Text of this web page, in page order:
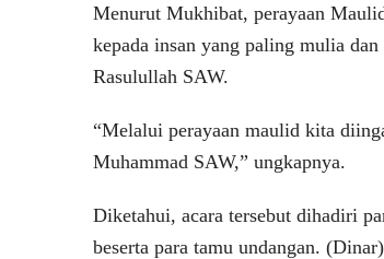
Menurut Mukhibat, perayaan
kepada insan yang paling mulia
Rasulullah SAW.
“Melalui perayaan maulid kita
Muhammad SAW,” ungkapnya.
Diketahui, acara tersebut dihadiri
beserta para tamu undangan. (Dinar)